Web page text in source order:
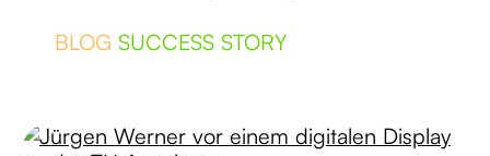
BLOG SUCCESS STORY